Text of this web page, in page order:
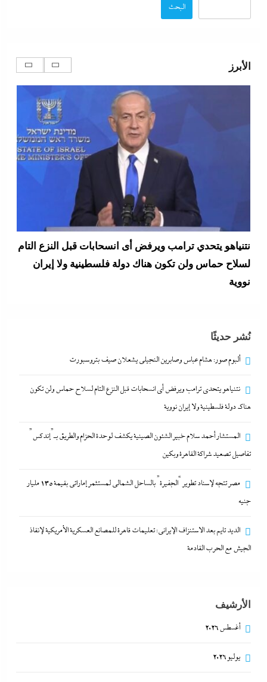
البحث
الأبرز
نووية
المستشار أحمد سلام خبير الشئون الصينية يكشف لوحدة
الحزام والطريق بـ”إندكس” تفاصيل تصعيد شراكة
9 أغسطس، 2026
نُشر حديثًا
ألبوم صور: هشام عباس وصابرين النجيلى يشعلان صيف بتروسبورت
نتنياهو يتحدي ترامب ويرفض أى انسحابات قبل النزع التام لسلاح حماس ولن تكون
هناك دولة فلسطينية ولا إيران نووية
المستشار أحمد سلام خبير الشئون الصينية يكشف لوحدة الحزام والطريق بـ”إندكس”
تفاصيل تصعيد شراكة القاهرة وبكين
مصر تتجه لإسناد تطوير “الجفيرة” بالساحل الشمالي لمستثمر إماراتي بقيمة 135 مليار
جنيه
الديد تايم بعد الاستنزاف الإيرانى: تعليمات قاهرة للمصانع العسكرية الأمريكية لإنقاذ
الجيش مع الحرب القادمة
الأرشيف
أغسطس 2026
يوليو 2026